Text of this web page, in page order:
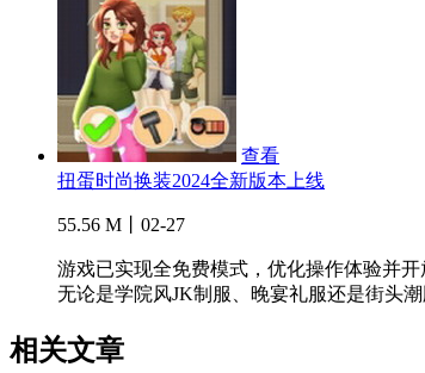
查看
扭蛋时尚换装2024全新版本上线
55.56 M丨02-27
游戏已实现全免费模式，优化操作体验并
无论是学院风JK制服、晚宴礼服还是街头
相关文章